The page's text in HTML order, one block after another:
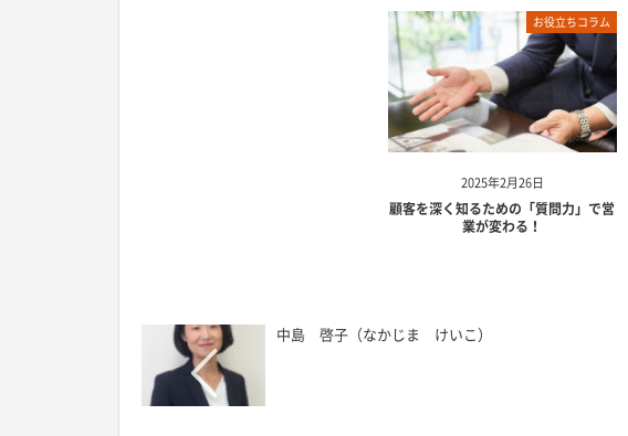
2025年2月26日
お役立ちコラム
顧客を深く知るための「質問力」で営
業が変わる！
中島 啓子（なかじま けいこ）